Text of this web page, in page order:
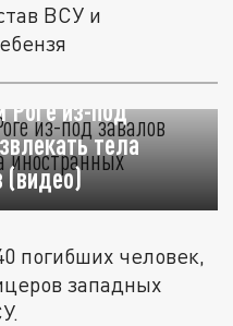
ВСУ и
Роге из-под
тела
(видео)
погибших человек,
западных